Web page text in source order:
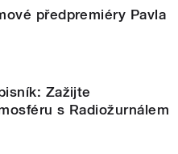
předpremiéry Pavla
Zažijte
s Radiožurnálem